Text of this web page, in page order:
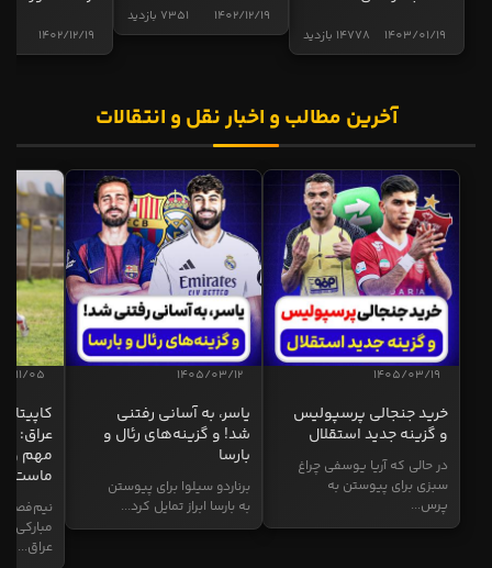
14778 بازدید 1403/01/19
7351 بازدید 1402/12/19
1402/12/19
آخرین مطالب و اخبار نقل و انتقالات
1405/03/19
خرید جنجالی پرسپولیس
و گزینه جدید استقلال
در حالی که آریا یوسفی چراغ
سبزی برای پیوستن به
پرس...
1405/03/12
یاسر، به آسانی رفتنی
شد! و گزینه‌های رئال و
بارسا
برناردو سیلوا برای پیوستن
به بارسا ابراز تمایل کرد...
11/05
عراق:
مهم و
ماست
نیم‌فصل
مبارکی
عراق...